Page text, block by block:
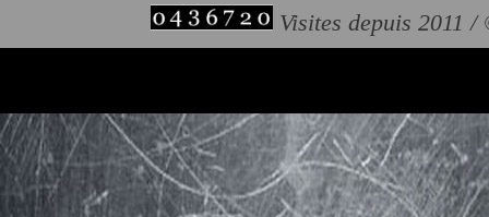
Visites depuis 2011